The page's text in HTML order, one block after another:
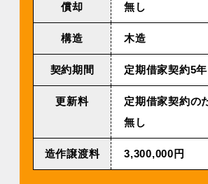
償却 無し
構造 木造
契約期間 定期借家契約5年
更新料
定期借家契約の
無し
造作譲渡料 3,300,000円